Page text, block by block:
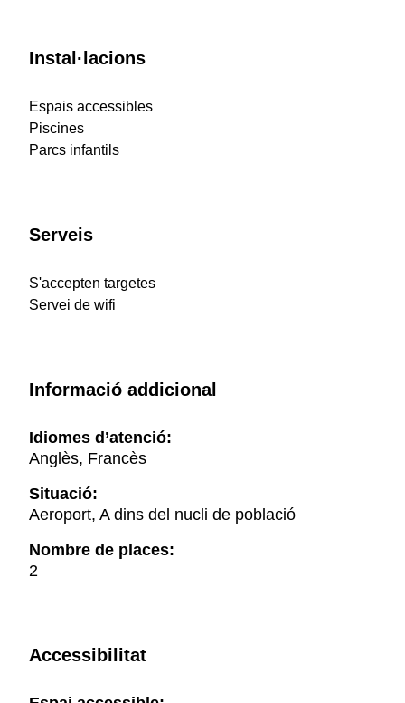
Instal·lacions
Espais accessibles
Piscines
Parcs infantils
Serveis
S'accepten targetes
Servei de wifi
Informació addicional
Idiomes d’atenció:
Anglès, Francès
Situació:
Aeroport, A dins del nucli de població
Nombre de places:
2
Accessibilitat